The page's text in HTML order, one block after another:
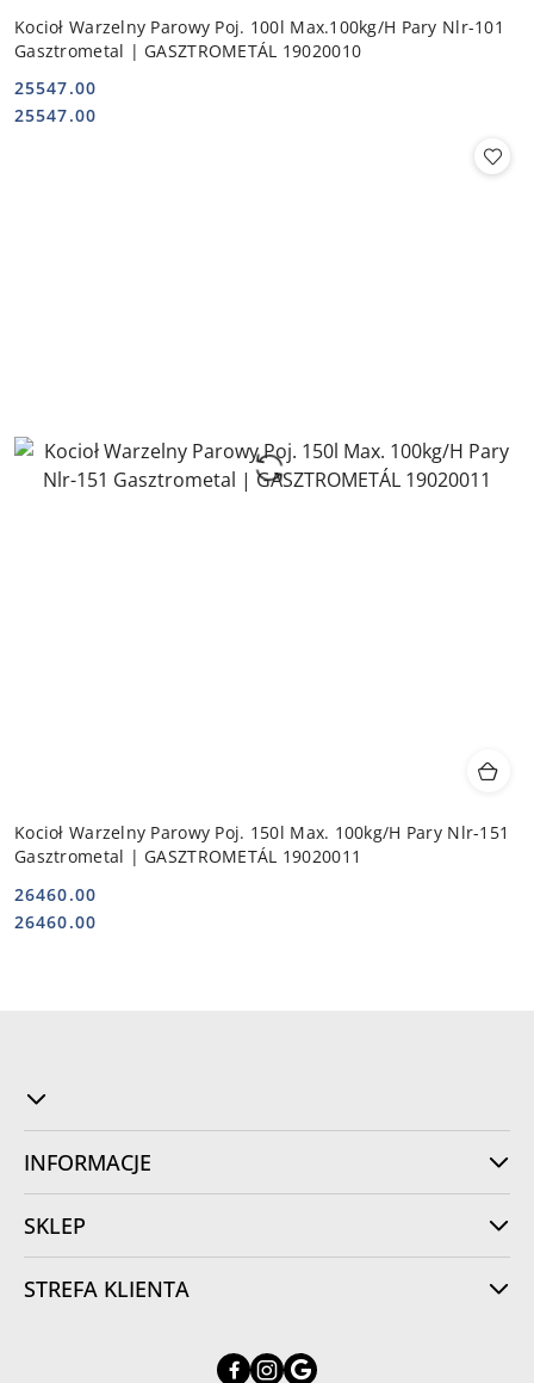
Kocioł Warzelny Parowy Poj. 100l Max.100kg/H Pary Nlr-101
Gasztrometal | GASZTROMETÁL 19020010
Cena:
25547.00
Cena:
25547.00
Kocioł Warzelny Parowy Poj. 150l Max. 100kg/H Pary Nlr-151
Gasztrometal | GASZTROMETÁL 19020011
Cena:
26460.00
Cena:
26460.00
INFORMACJE
SKLEP
STREFA KLIENTA